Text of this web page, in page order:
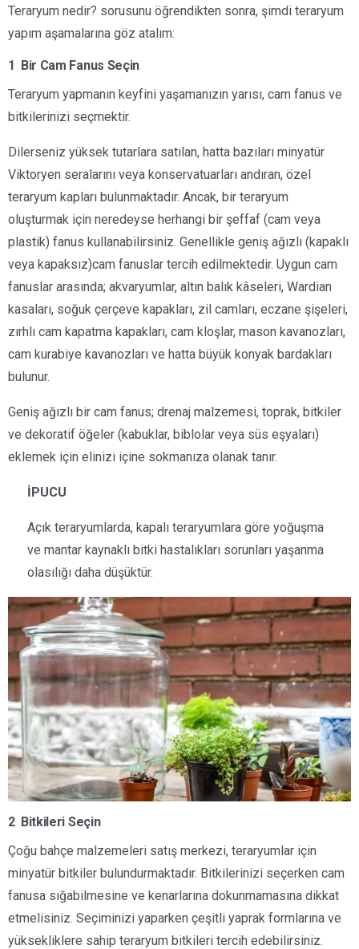
Teraryum nedir? sorusunu öğrendikten sonra, şimdi teraryum
yapım aşamalarına göz atalım:
1 Bir Cam Fanus Seçin
Teraryum yapmanın keyfini yaşamanızın yarısı, cam fanus ve
bitkilerinizi seçmektir.
Dilerseniz yüksek tutarlara satılan, hatta bazıları minyatür
Viktoryen seralarını veya konservatuarları andıran, özel
teraryum kapları bulunmaktadır. Ancak, bir teraryum
oluşturmak için neredeyse herhangi bir şeffaf (cam veya
plastik) fanus kullanabilirsiniz. Genellikle geniş ağızlı (kapaklı
veya kapaksız)cam fanuslar tercih edilmektedir. Uygun cam
fanuslar arasında; akvaryumlar, altın balık kâseleri, Wardian
kasaları, soğuk çerçeve kapakları, zil camları, eczane şişeleri,
zırhlı cam kapatma kapakları, cam kloşlar, mason kavanozları,
cam kurabiye kavanozları ve hatta büyük konyak bardakları
bulunur.
Geniş ağızlı bir cam fanus; drenaj malzemesi, toprak, bitkiler
ve dekoratif öğeler (kabuklar, biblolar veya süs eşyaları)
eklemek için elinizi içine sokmanıza olanak tanır.
İPUCU
Açık teraryumlarda, kapalı teraryumlara göre yoğuşma
ve mantar kaynaklı bitki hastalıkları sorunları yaşanma
olasılığı daha düşüktür.
2 Bitkileri Seçin
Çoğu bahçe malzemeleri satış merkezi, teraryumlar için
minyatür bitkiler bulundurmaktadır. Bitkilerinizi seçerken cam
fanusa sığabilmesine ve kenarlarına dokunmamasına dikkat
etmelisiniz. Seçiminizi yaparken çeşitli yaprak formlarına ve
yüksekliklere sahip teraryum bitkileri tercih edebilirsiniz.